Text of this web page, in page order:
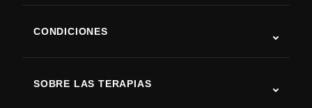
CONDICIONES
SOBRE LAS TERAPIAS